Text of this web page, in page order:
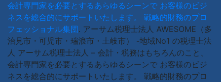
会計専門家を必要とするあらゆるシーンで お客様のビジ
ネスを総合的にサポートいたします。 戦略的財務のプロ
フェッショナル集団. アーサム税理士法人 AWESOME（多
治見市・可児市・瑞浪市・土岐市） -地域No1 の税理士法
人 アーサム税理士法人 – 会計・税務はもちろんのこと、
会計専門家を必要とするあらゆるシーンで お客様のビジ
ネスを総合的にサポートいたします。 戦略的財務のプロ